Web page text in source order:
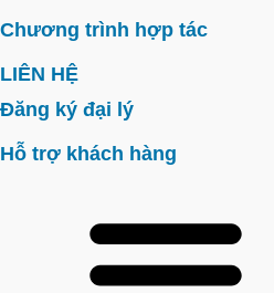
Chương trình hợp tác
LIÊN HỆ
Đăng ký đại lý
Hỗ trợ khách hàng